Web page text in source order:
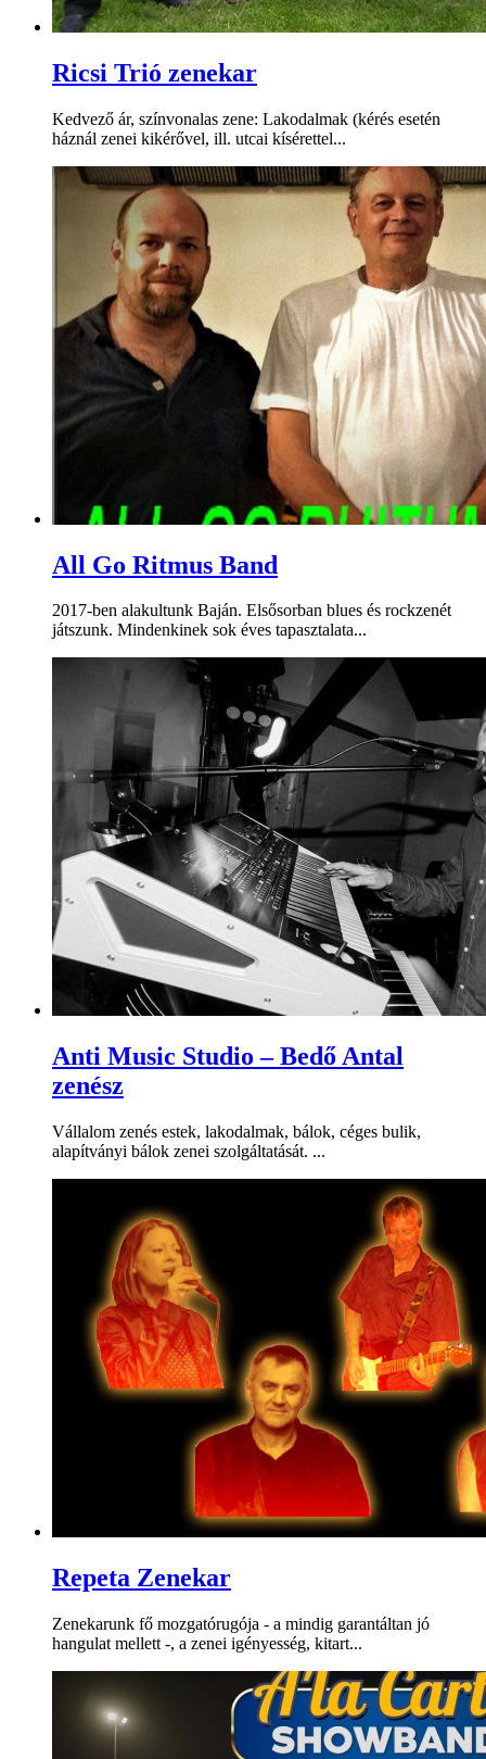
Ricsi Trió zenekar
Kedvező ár, színvonalas zene: Lakodalmak (kérés esetén
háznál zenei kikérővel, ill. utcai kísérettel...
All Go Ritmus Band
2017-ben alakultunk Baján. Elsősorban blues és rockzenét
játszunk. Mindenkinek sok éves tapasztalata...
Anti Music Studio – Bedő Antal
zenész
Vállalom zenés estek, lakodalmak, bálok, céges bulik,
alapítványi bálok zenei szolgáltatását. ...
Repeta Zenekar
Zenekarunk fő mozgatórugója - a mindig garantáltan jó
hangulat mellett -, a zenei igényesség, kitart...